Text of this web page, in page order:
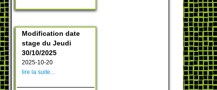
Modification date
stage du Jeudi
30/10/2025
2025-10-20
lire la suite...